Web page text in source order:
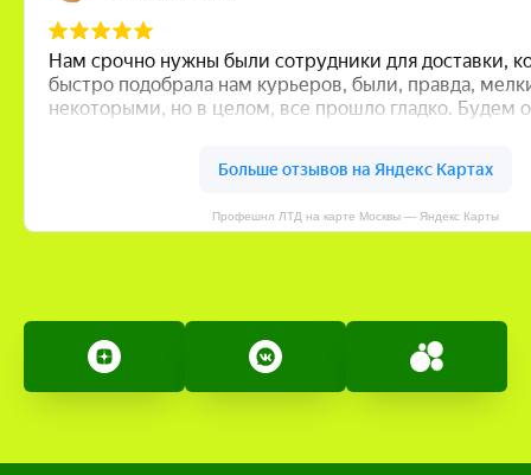
Профешнл ЛТД на карте Москвы — Яндекс Карты